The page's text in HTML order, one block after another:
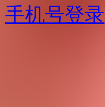
手机号登录